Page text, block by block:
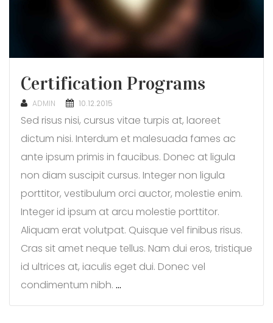
Certification Programs
ADMIN
POSTED
10.12.2015
Sed risus nisi, cursus vitae turpis at, laoreet
dictum nisi. Interdum et malesuada fames ac
ante ipsum primis in faucibus. Donec at ligula
non diam suscipit cursus. Integer non ligula
porttitor, vestibulum orci auctor, molestie enim.
Integer id ipsum at arcu molestie porttitor.
Aliquam erat volutpat. Quisque vel finibus risus.
Cras sit amet neque tellus. Nam dui eros, tristique
id ultrices at, iaculis eget dui. Donec vel
condimentum nibh. …